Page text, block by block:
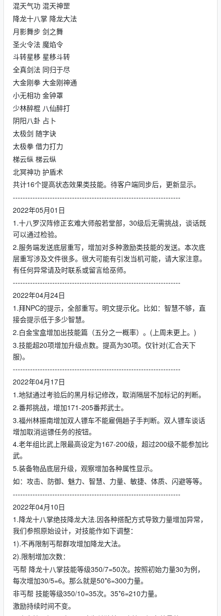
混天气功 混天神罡
降龙十八掌 降龙大法
月影舞步 剑之舞
圣火令法 魔焰令
斗转星移 星移斗转
全真剑法 同归于尽
大金刚拳 大金刚神通
小无相功 金钟罩
少林醉棍 八仙醉打
阴阳八卦 占卜
太极剑 随字诀
太极拳 借力打力
梯云纵 梯云纵
北冥神功 护盾术
共计16个提高状态效果类技能。待客户端同步后，更新显示。
--------------------------------------------------------------------
2022年05月01日
1.十八罗汉阵修正玄难大师般若堂部，30级后无需挑战，谈话既
可以通过检验。
2.服务端发送底层重写，增加对多种激励类技能的发送。本次底
层重写涉及文件很多。很大可能有引发当机可能，请大家注意。
有任何异常请及时联系或留言给巫师。
--------------------------------------------------------------------
2022年04月24日
1.拜NPC的提示，全部重写。明文提示化。比如：智慧不够，直
接会提示低于多少智慧。
2.白金宝盒增加出技能篇（五分之一概率）。(上周未更上。)
3.技能超20项增加升级点数。提高为30项。仅针对(汇合天下
服)。
--------------------------------------------------------------------
2022年04月17日
1.地狱通过考验后的黑月标记修改，取消隔层不加标记的判断。
2.番邦挑战，增加171-205番邦武士。
3.福州林振南增加双人镖车不能雇佣趟子手判断。双人镖车谈话
增加取消运镖任务的按钮。
4.老年组比武上限最高设定为167-200级，超过200级不能参加比
武。
5.装备物品底层升级，观察增加各种属性显示。
如：攻击、防御、魅力、智慧、力量、敏捷、体质、闪避等等。
--------------------------------------------------------------------
2022年04月10日
1.降龙十八掌绝技降龙大法.因各种搭配方式导致力量增加异常，
我们参照原始设计，对技能作如下调整：
1).不再限制丐帮群攻增加降龙大法。
2).限制增加次数：
丐帮 降龙十八掌技能等级350/7=50次。按照初始力量30为例，
每次增加30/5=6。那么就是50*6=300力量。
非丐帮 技能等级350/10=35次。35*6=210力量。
激励持续时间不变。